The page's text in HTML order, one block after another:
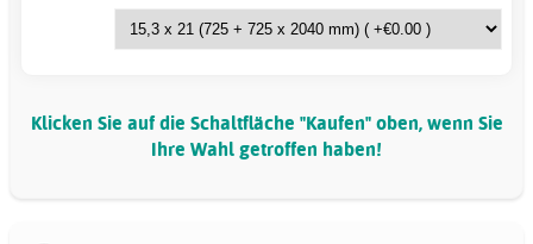
Klicken Sie auf die Schaltfläche "Kaufen" oben, wenn Sie
Ihre Wahl getroffen haben!